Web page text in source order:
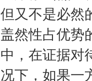
但又不是必然
盖然性占优势
中，在证据对
况下，如果一